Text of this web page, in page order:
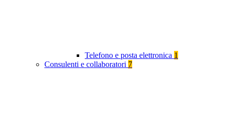
Telefono e posta elettronica 1
Consulenti e collaboratori 7